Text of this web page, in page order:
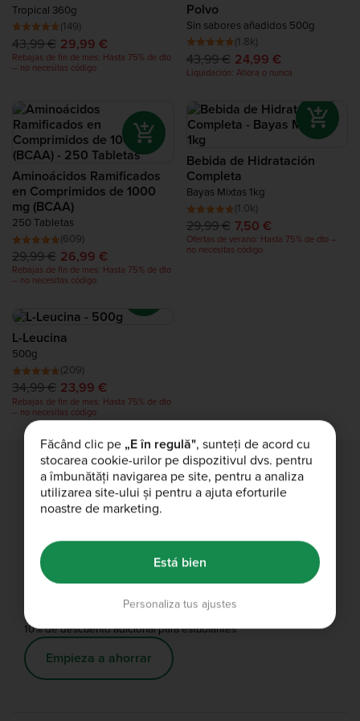
Proteína para Recuperación
Complete Food Shake
Batidos de Proteínas
Snacks de Proteína
Alimentos de Alto Contenido Proteico
Bebida Intra Entrenamiento Completa ™. Otros toman
suplementos de BCAA durante todo el día para aumentar la
síntesis de proteínas.
Tropical 360g
(149)
43,99 € 29,99 €
Rebajas de fin de mes: Hasta 75% de dto
– no necesitas código
Polvo
Sin sabores añadidos 500g
(1.8k)
43,99 € 24,99 €
Liquidación: Ahora o nunca
Aminoácidos Ramificados
en Comprimidos de 1000
mg (BCAA)
250 Tabletas
(609)
29,99 € 26,99 €
Rebajas de fin de mes: Hasta 75% de dto
– no necesitas código
Bebida de Hidratación
Completa
Bayas Mixtas 1kg
(1.0k)
29,99 € 7,50 €
Ofertas de verano: Hasta 75% de dto –
no necesitas código
L-Leucina
500g
(209)
34,99 € 23,99 €
Rebajas de fin de mes: Hasta 75% de dto
– no necesitas código
Envío gratuito
Envío y devoluciones
Descuento para estudiantes
10% de descuento adicional para estudiantes
Empieza a ahorrar
Făcând clic pe „E în regulă", sunteți de acord cu
stocarea cookie-urilor pe dispozitivul dvs. pentru
a îmbunătăți navigarea pe site, pentru a analiza
utilizarea site-ului și pentru a ajuta eforturile
noastre de marketing.
Personaliza tus ajustes
Está bien